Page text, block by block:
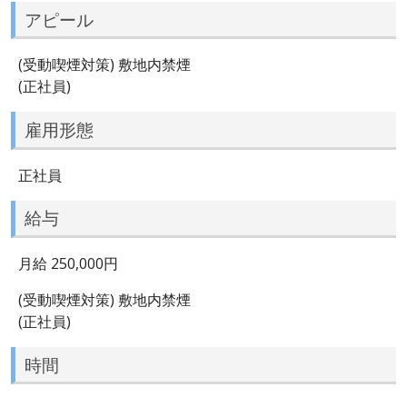
アピール
(受動喫煙対策) 敷地内禁煙
(正社員)
雇用形態
正社員
給与
月給 250,000円
(受動喫煙対策) 敷地内禁煙
(正社員)
時間